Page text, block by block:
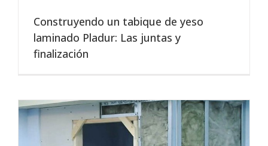
Construyendo un tabique de yeso
laminado Pladur: Las juntas y
finalización